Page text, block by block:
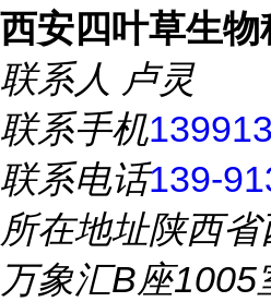
西安四叶草生物
联系人 卢灵
联系手机
联系电话139-
所在地址陕西省
万象汇B座1005